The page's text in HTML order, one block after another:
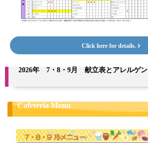
Click here for details.
2026年 7・8・9月 献立表とアレルゲン
Cafeteria Menu